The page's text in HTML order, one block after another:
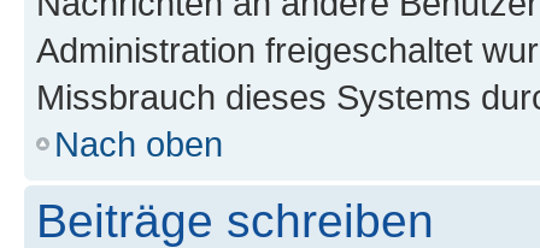
Administration freigeschaltet
Missbrauch dieses Systems
Nach oben
Beiträge schreiben